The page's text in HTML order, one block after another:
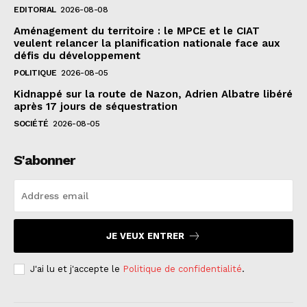
EDITORIAL 2026-08-08
Aménagement du territoire : le MPCE et le CIAT
veulent relancer la planification nationale face aux
défis du développement
POLITIQUE 2026-08-05
Kidnappé sur la route de Nazon, Adrien Albatre libéré
après 17 jours de séquestration
SOCIÉTÉ 2026-08-05
S'abonner
JE VEUX ENTRER
J'ai lu et j'accepte le Politique de confidentialité.